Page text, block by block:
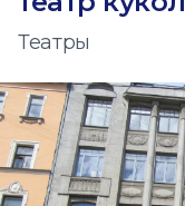
Театры